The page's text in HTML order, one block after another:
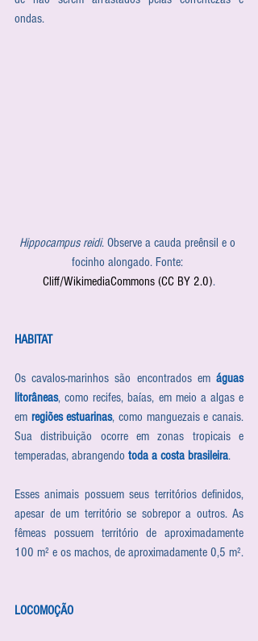
ondas.
Hippocampus reidi. Observe a cauda preênsil e o
focinho alongado. Fonte:
Cliff/WikimediaCommons (CC BY 2.0).
HABITAT
Os cavalos-marinhos são encontrados em águas
litorâneas, como recifes, baías, em meio a algas e
em regiões estuarinas, como manguezais e canais.
Sua distribuição ocorre em zonas tropicais e
temperadas, abrangendo toda a costa brasileira.
Esses animais possuem seus territórios definidos,
apesar de um território se sobrepor a outros. As
fêmeas possuem território de aproximadamente
100 m² e os machos, de aproximadamente 0,5 m².
LOCOMOÇÃO